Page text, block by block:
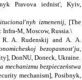
Pravova iednist', Kyiv,
izmenenij, [The
M, Moscow, Russia.\
R. A. Rudenskij and A. A.
bezopasnost'ju,
DonNU, Doneck, Ukraine.
mechanizmu bezpieczeństwa
mechanism], Posibnyk,